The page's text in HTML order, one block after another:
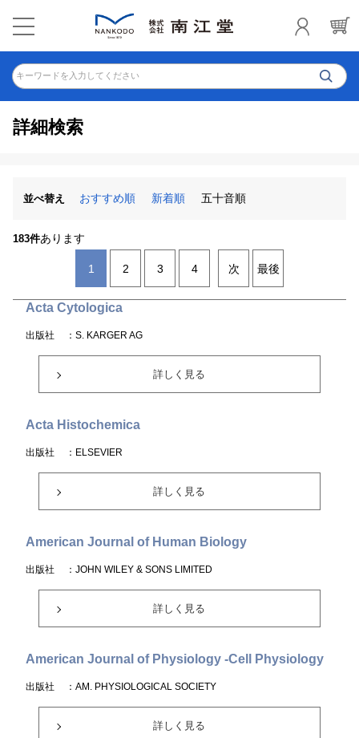
キーワードを入力してください
詳細検索
並べ替え おすすめ順 新着順 五十音順
183件あります
1 2 3 4 次 最後
Acta Cytologica
出版社 ：S. KARGER AG
詳しく見る
Acta Histochemica
出版社 ：ELSEVIER
詳しく見る
American Journal of Human Biology
出版社 ：JOHN WILEY & SONS LIMITED
詳しく見る
American Journal of Physiology -Cell Physiology
出版社 ：AM. PHYSIOLOGICAL SOCIETY
詳しく見る